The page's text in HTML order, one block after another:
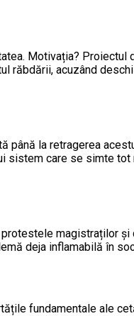
Motivația?
răbdării, acuzând
la retragerea
sistem care se simte
magistraților
deja inflamabilă în
fundamentale ale